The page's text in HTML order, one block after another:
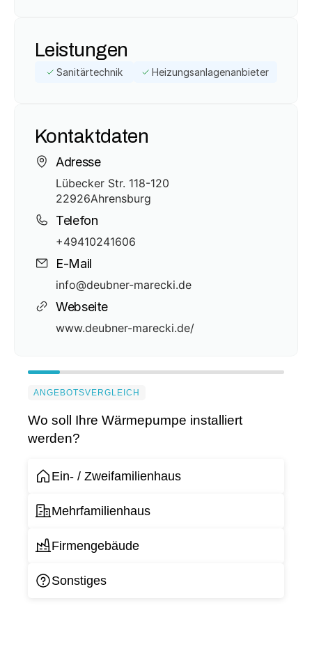
Leistungen
Sanitärtechnik Heizungsanlagenanbieter
Kontaktdaten
Adresse
Lübecker Str. 118-120
22926Ahrensburg
Telefon
+49410241606
E-Mail
info@deubner-marecki.de
Webseite
www.deubner-marecki.de/
ANGEBOTSVERGLEICH
Wo soll Ihre Wärmepumpe installiert
werden?
Ein- / Zweifamilienhaus
Mehrfamilienhaus
Firmengebäude
Sonstiges